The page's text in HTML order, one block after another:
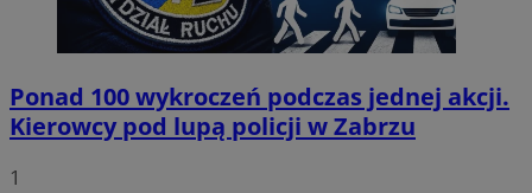
Ponad 100 wykroczeń podczas jednej akcji.
Kierowcy pod lupą policji w Zabrzu
1